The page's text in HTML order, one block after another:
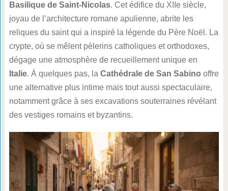
Basilique de Saint-Nicolas. Cet édifice du XIIe siècle,
joyau de l’architecture romane apulienne, abrite les
reliques du saint qui a inspiré la légende du Père Noël. La
crypte, où se mêlent pèlerins catholiques et orthodoxes,
dégage une atmosphère de recueillement unique en
Italie. À quelques pas, la Cathédrale de San Sabino offre
une alternative plus intime mais tout aussi spectaculaire,
notamment grâce à ses excavations souterraines révélant
des vestiges romains et byzantins.